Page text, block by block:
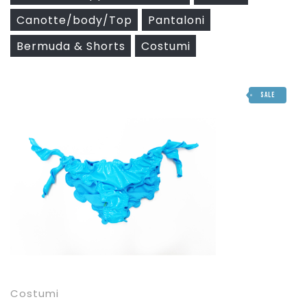
Accessori
Scarpe
Accessori
Abbigliamento
Scarpe
Accessori
Canotte/body/Top
Pantaloni
Bermuda & Shorts
Costumi
SALE
Costumi